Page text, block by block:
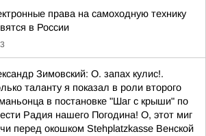
права на самоходную технику
в России
Зимовский: О. запах кулис!.
таланту я показал в роли второго
в постановке "Шаг с крыши" по
Радия нашего Погодина! О, этот миг
перед окошком Stehplatzkasse Венской